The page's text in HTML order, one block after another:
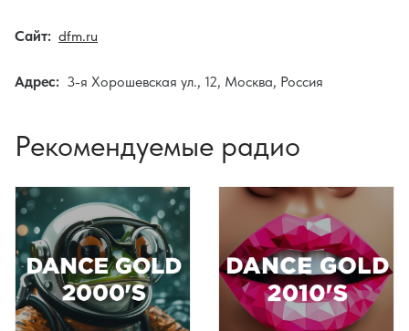
Сайт: dfm.ru
Адрес: 3-я Хорошевская ул., 12, Москва, Россия
Рекомендуемые радио